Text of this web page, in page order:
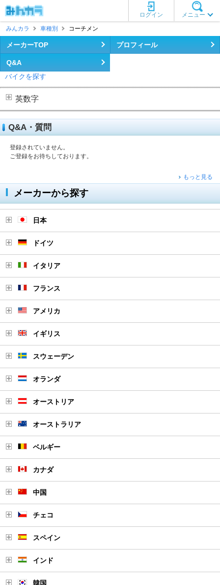
メニュー
ログイン
みんカラ
車種別 コーチメン
メーカーTOP プロフィール
Q&A
バイクを探す
英数字
Q&A・質問
登録されていません。
ご登録をお待ちしております。
もっと見る
メーカーから探す
日本
ドイツ
イタリア
フランス
アメリカ
イギリス
スウェーデン
オランダ
オーストリア
オーストラリア
ベルギー
カナダ
中国
チェコ
スペイン
インド
韓国